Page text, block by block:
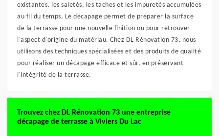
existantes, les saletés, les taches et les impuretés accumulées
au fil du temps. Le décapage permet de préparer la surface
de la terrasse pour une nouvelle finition ou pour retrouver
l'aspect d'origine du matériau. Chez DL Rénovation 73, nous
utilisons des techniques spécialisées et des produits de qualité
pour réaliser un décapage efficace et sûr, en préservant
l'intégrité de la terrasse.
Trouvez chez DL Rénovation 73 une entreprise
décapage de terrasse à Viviers Du Lac